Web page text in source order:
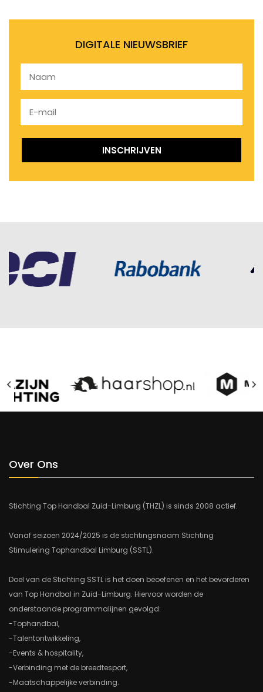
DIGITALE NIEUWSBRIEF
Over Ons
Stichting Top Handbal Zuid-Limburg (THZL) is sinds 2008 actief.
Vanaf seizoen 2024/2025 is de stichtingsnaam Stichting
Stimulering Tophandbal Limburg (SSTL).
Doel van de Stichting SSTL is het doen beoefenen en het bevorderen
van Top Handbal in Zuid-Limburg. Hiervoor worden de
onderstaande programmalijnen gevolgd:
-Tophandbal,
-Talentontwikkeling,
-Events & hospitality,
-Verbinding met de breedtesport,
-Maatschappelijke verbinding.